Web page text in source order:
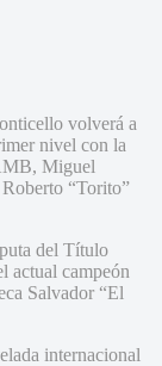
volverá a
nivel con la
Miguel
“Torito”
del Título
actual campeón
Salvador “El
internacional